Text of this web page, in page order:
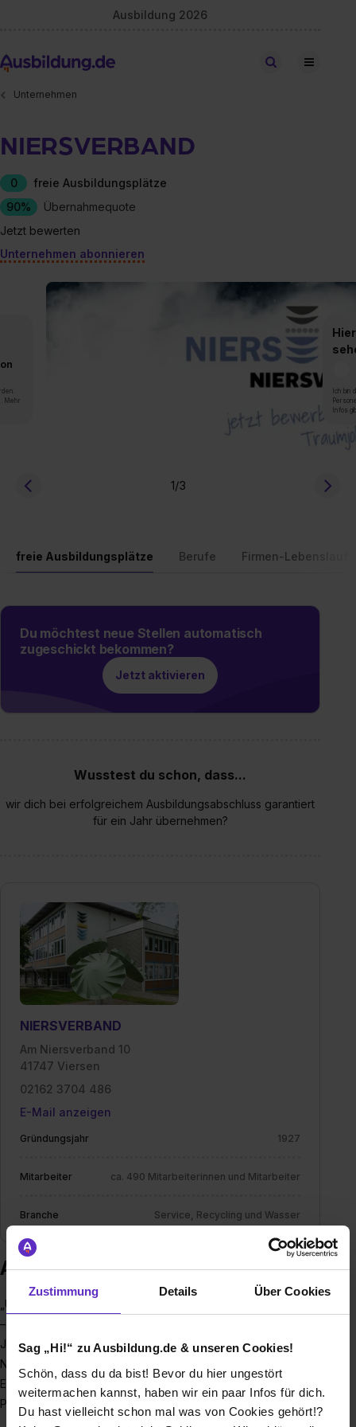
Zustimmung Details Über Cookies
Sag „Hi!“ zu Ausbildung.de & unseren Cookies!
Schön, dass du da bist! Bevor du hier ungestört
weitermachen kannst, haben wir ein paar Infos für dich.
Du hast vielleicht schon mal was von Cookies gehört!?
Ausbildung 2026
Stellen finden
Unternehmen
NIERSVERBAND
0
freie Ausbildungsplätze
90%
Übernahmequote
Jetzt bewerten
Unternehmen abonnieren
Mehr
Ich
Infos
1/3
freie Ausbildungsplätze Berufe Firmen-Lebenslauf
Du möchtest neue Stellen automatisch
zugeschickt bekommen?
Jetzt aktivieren
Wusstest du schon, dass...
wir dich bei erfolgreichem Ausbildungsabschluss garantiert
für ein Jahr übernehmen?
NIERSVERBAND
Am Niersverband 10
41747 Viersen
02162 3704 486
E-Mail anzeigen
Gründungsjahr 1927
Mitarbeiter ca. 490 Mitarbeiterinnen und Mitarbeiter
Branche Service, Recycling und Wasser
Ausbildung bei NIERSVERBAND
„Unsere Natur braucht jemanden, dem sie am Herzen liegt!“
– mit diesem Motto sorgt der Niersverband seit über 90
Jahren dafür, dass die Niers ein sauberes Gewässer ist. Die
Niers prägt die Niederreihnische Landschaft, ist ein
Erholungsgebiet für den Menschen und schenkt Tieren und
Pflanzen einen abwechslungsreichen Lebensraum.